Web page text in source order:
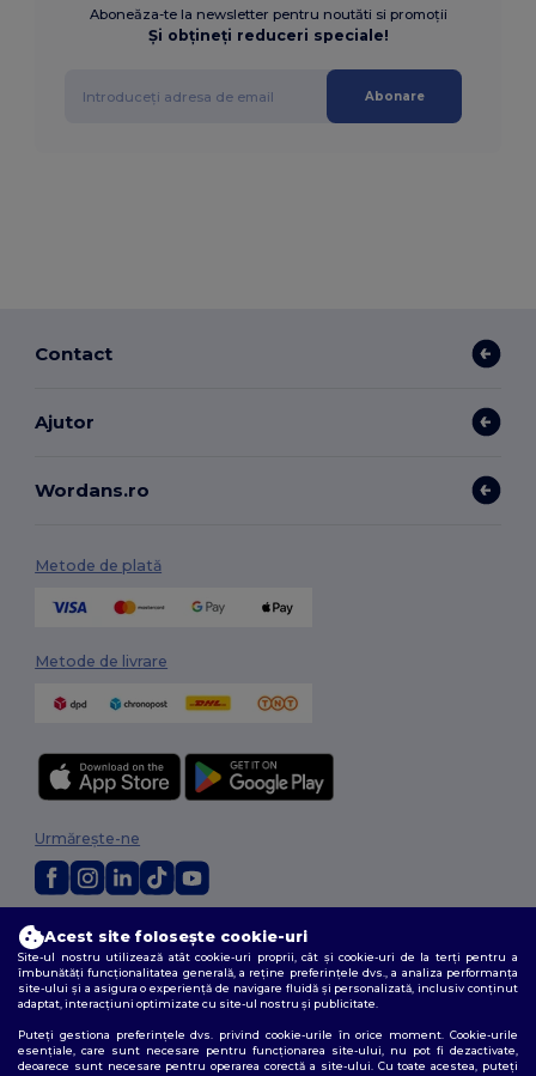
Aboneăza-te la newsletter pentru noutăti si promoții
Și obțineți reduceri speciale!
Abonare
Contact
Ajutor
Wordans.ro
Metode de plată
Metode de livrare
2026. Toate drepturile rezervate
Termeni și condiții| Politica de confidențialitate|Politica privind cookie-
urile|Sitemap
Urmărește-ne
Acest site folosește cookie-uri
Site-ul nostru utilizează atât cookie-uri proprii, cât și cookie-uri de la terți pentru a
îmbunătăți funcționalitatea generală, a reține preferințele dvs., a analiza performanța
site-ului și a asigura o experiență de navigare fluidă și personalizată, inclusiv conținut
adaptat, interacțiuni optimizate cu site-ul nostru și publicitate.
Puteți gestiona preferințele dvs. privind cookie-urile în orice moment. Cookie-urile
esențiale, care sunt necesare pentru funcționarea site-ului, nu pot fi dezactivate,
deoarece sunt necesare pentru operarea corectă a site-ului. Cu toate acestea, puteți